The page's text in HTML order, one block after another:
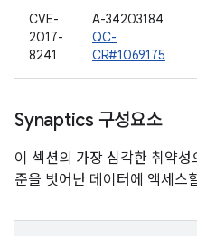
CVE-
2017-
8241
A-34203184
QC-
CR#1069175
Synaptics 구성요소
이 섹션의 가장 심각한 취약
준을 벗어난 데이터에 액세스